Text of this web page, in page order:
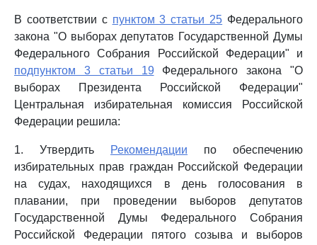
В соответствии с пунктом 3 статьи 25 Федерального
закона "О выборах депутатов Государственной Думы
Федерального Собрания Российской Федерации" и
подпунктом 3 статьи 19 Федерального закона "О
выборах Президента Российской Федерации"
Центральная избирательная комиссия Российской
Федерации решила:
1. Утвердить Рекомендации по обеспечению
избирательных прав граждан Российской Федерации
на судах, находящихся в день голосования в
плавании, при проведении выборов депутатов
Государственной Думы Федерального Собрания
Российской Федерации пятого созыва и выборов